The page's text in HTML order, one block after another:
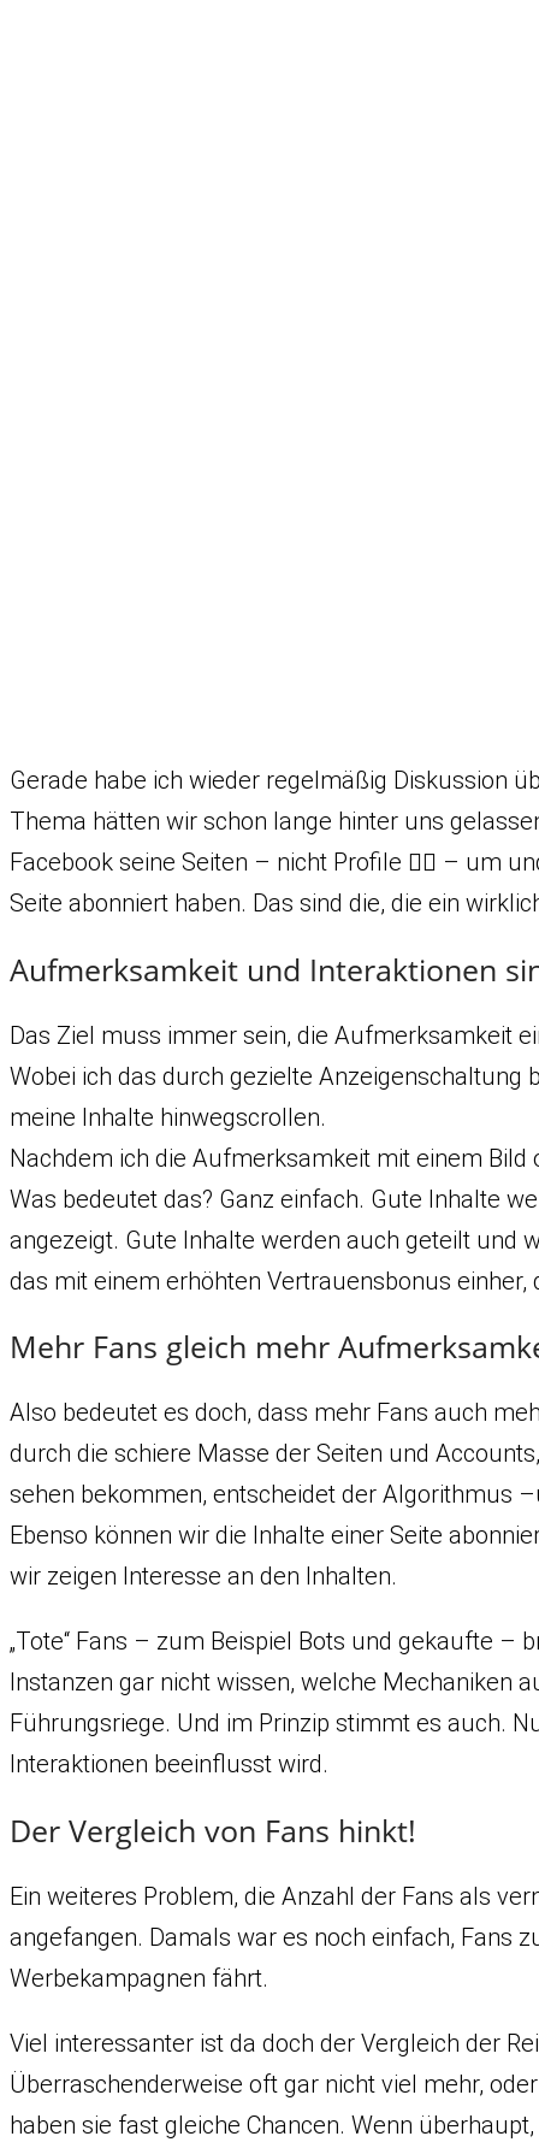
Gerade habe ich wieder regelmäßig Diskussion
Thema hätten wir schon lange hinter uns
Facebook seine Seiten – nicht Profile ☝🏼 – um
Seite abonniert haben. Das sind die, die ein
Aufmerksamkeit und Interaktionen
Das Ziel muss immer sein, die Aufmerksamkeit
Wobei ich das durch gezielte
meine Inhalte hinwegscrollen.
Nachdem ich die Aufmerksamkeit mit einem Bild
Was bedeutet das? Ganz einfach. Gute Inhalte
angezeigt. Gute Inhalte werden auch geteilt und
das mit einem erhöhten Vertrauensbonus
Mehr Fans gleich mehr
Also bedeutet es doch, dass mehr Fans auch
durch die schiere Masse der Seiten und
sehen bekommen, entscheidet der Algorithmus
Ebenso können wir die Inhalte einer Seite
wir zeigen Interesse an den Inhalten.
„Tote“ Fans – zum Beispiel Bots und gekaufte –
Instanzen gar nicht wissen, welche Mechaniken
Führungsriege. Und im Prinzip stimmt es auch.
Interaktionen beeinflusst wird.
Der Vergleich von Fans hinkt!
Ein weiteres Problem, die Anzahl der Fans als
angefangen. Damals war es noch einfach, Fans
Werbekampagnen fährt.
Viel interessanter ist da doch der Vergleich der
Überraschenderweise oft gar nicht viel mehr,
haben sie fast gleiche Chancen. Wenn